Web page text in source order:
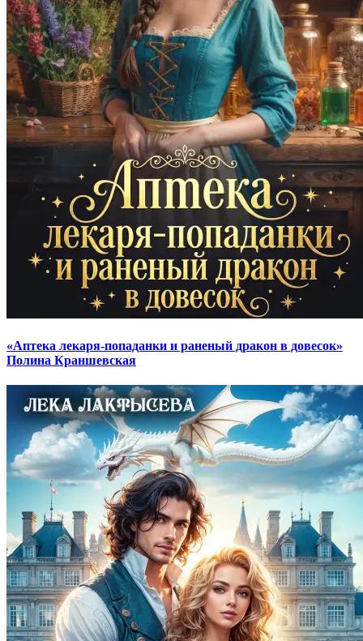
«Аптека лекаря-попаданки и раненый дракон в довесок»
Полина Краншевская